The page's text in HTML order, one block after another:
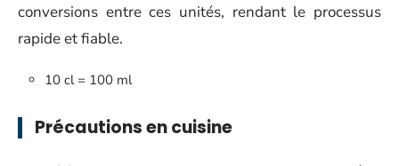
conversions entre ces unités, rendant le processus
rapide et fiable.
10 cl = 100 ml
Précautions en cuisine